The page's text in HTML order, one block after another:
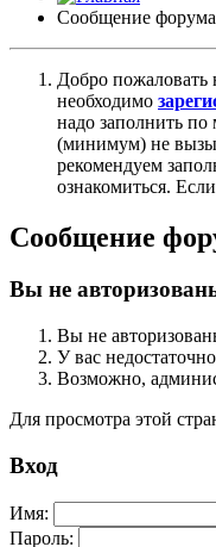
Сообщение форума
Добро пожаловать
необходимо
надо заполнить
(минимум) не
рекомендуем
ознакомиться.
Сообщение
Вы не
Вы не
У вас
Возможно,
Для просмотра этой
Вход
Имя:
Пароль: